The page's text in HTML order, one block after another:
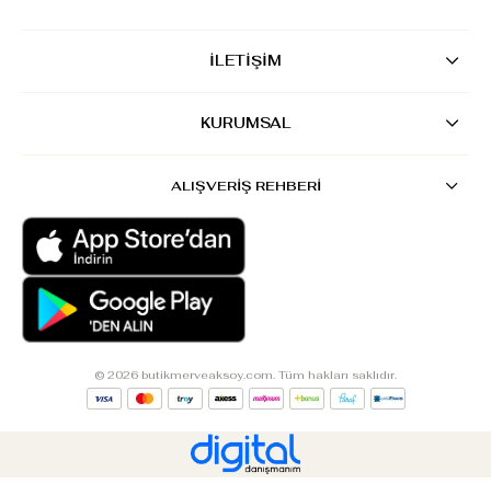
İLETİŞİM
KURUMSAL
ALIŞVERİŞ REHBERİ
© 2026 butikmerveaksoy.com. Tüm hakları saklıdır.